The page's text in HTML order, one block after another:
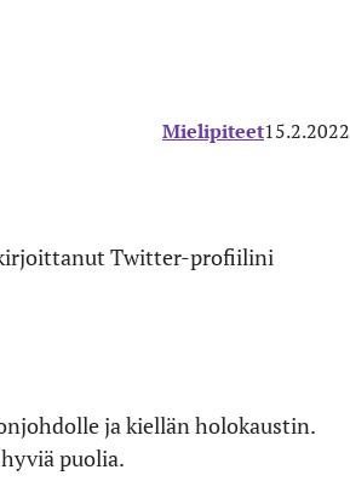
Mielipiteet15.2.2022
Twitter-profiilini
ja kiellän holokaustin.
puolia.